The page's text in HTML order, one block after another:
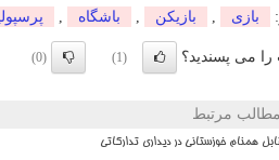
بازی بازیكن باشگاه
می پسندید؟ (1)
(0)
مطالب مرتبط
همنام خوزستانی در دیداری تدارکاتی